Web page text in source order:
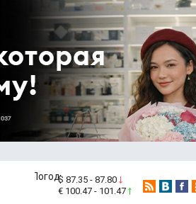
$ 87.35 - 87.80
€ 100.47 - 101.47